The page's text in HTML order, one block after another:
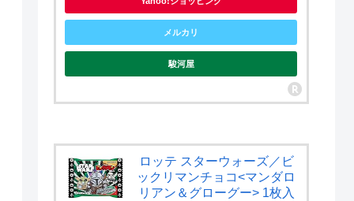
メルカリ
駿河屋
ロッテ スターウォーズ／ビ
ックリマンチョコ<マンダロ
リアン＆グローグー> 1枚入